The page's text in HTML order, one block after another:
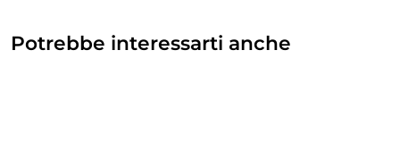
Potrebbe interessarti anche